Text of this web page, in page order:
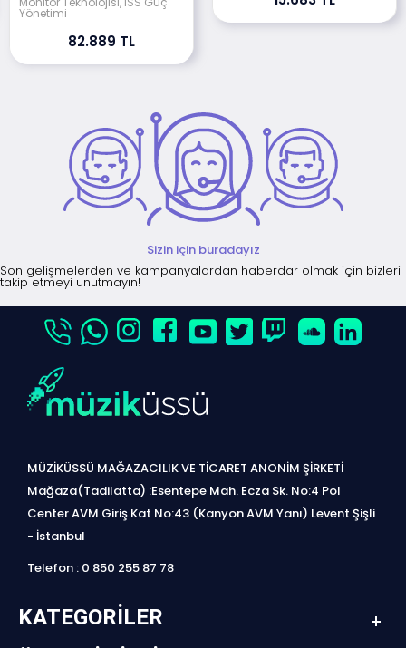
Yönetimi
82.889 TL
Sizin için buradayız
Son gelişmelerden ve kampanyalardan haberdar olmak için bizleri
takip etmeyi unutmayın!
MÜZİKÜSSÜ MAĞAZACILIK VE TİCARET ANONİM ŞİRKETİ
Mağaza(Tadilatta) :Esentepe Mah. Ecza Sk. No:4 Pol
Center AVM Giriş Kat No:43 (Kanyon AVM Yanı) Levent Şişli
- İstanbul
Telefon : 0 850 255 87 78
KATEGORILER